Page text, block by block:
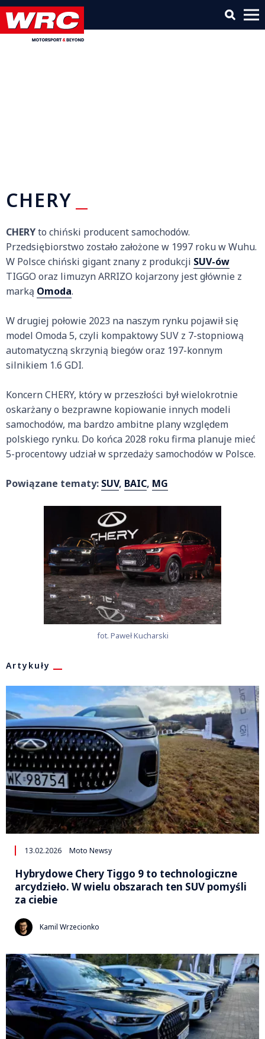
CHERY
CHERYto chiński producent samochodów.
Przedsiębiorstwo zostało założone w 1997 roku w Wuhu.
W Polsce chiński gigant znany z produkcji SUV-ów
TIGGO oraz limuzyn ARRIZO kojarzony jest głównie z
marką Omoda.
W drugiej połowie 2023 na naszym rynku pojawił się
model Omoda 5, czyli kompaktowy SUV z 7-stopniową
automatyczną skrzynią biegów oraz 197-konnym
silnikiem 1.6 GDI.
Koncern CHERY, który w przeszłości był wielokrotnie
oskarżany o bezprawne kopiowanie innych modeli
samochodów, ma bardzo ambitne plany względem
polskiego rynku. Do końca 2028 roku firma planuje mieć
5-procentowy udział w sprzedaży samochodów w Polsce.
Powiązane tematy: SUV, BAIC, MG
fot. Paweł Kucharski
Artykuły
13.02.2026 Moto Newsy
Hybrydowe Chery Tiggo 9 to technologiczne
arcydzieło. W wielu obszarach ten SUV pomyśli
za ciebie
Kamil Wrzecionko